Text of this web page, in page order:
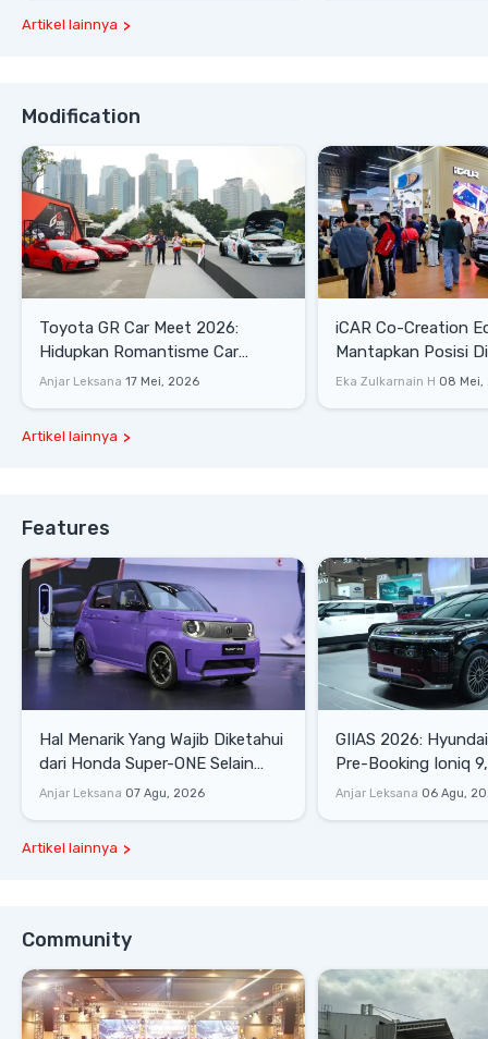
Artikel lainnya
Modification
Toyota GR Car Meet 2026:
Hidupkan Romantisme Car
Culture Era 90-an
Anjar Leksana 17 Mei, 2026
iCAR Co-Creation
Mantapkan Posisi
Gaya Hidup
Eka Zulkarnain H 08 Mei,
Artikel lainnya
Features
Hal Menarik Yang Wajib Diketahui
dari Honda Super-ONE Selain
Harga
Anjar Leksana 07 Agu, 2026
GIIAS 2026:
Pre-Booking Ioniq
Rp1,49 Miliar
Anjar Leksana 06 Agu,
Artikel lainnya
Community